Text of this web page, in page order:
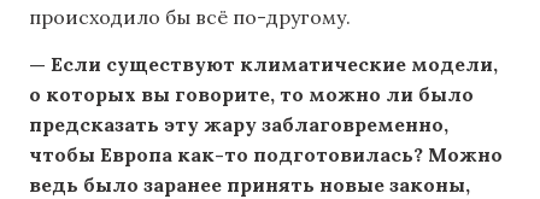
происходило бы всё по-другому.
— Если существуют климатические модели,
о которых вы говорите, то можно ли было
предсказать эту жару заблаговременно,
чтобы Европа как-то подготовилась? Можно
ведь было заранее принять новые законы,